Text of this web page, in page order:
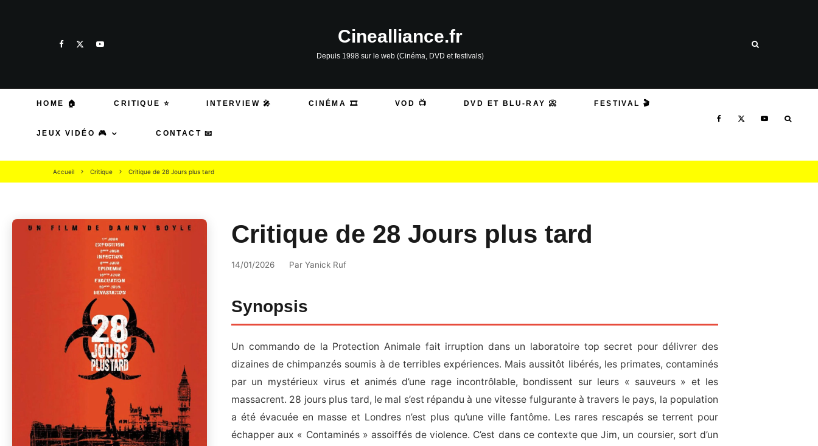
Cinealliance.fr
Depuis 1998 sur le web (Cinéma, DVD et festivals)
HOME 🏠 CRITIQUE ⭐ INTERVIEW 🎤 CINÉMA 🎞️ VOD 📺 DVD ET BLU-RAY 📀 FESTIVAL 🎬
JEUX VIDÉO 🎮 CONTACT 📧
Accueil Critique Critique de 28 Jours plus tard
Critique de 28 Jours plus tard
14/01/2026 Par Yanick Ruf
Synopsis
Un commando de la Protection Animale fait irruption dans un laboratoire top secret pour délivrer des
dizaines de chimpanzés soumis à de terribles expériences. Mais aussitôt libérés, les primates, contaminés
par un mystérieux virus et animés d’une rage incontrôlable, bondissent sur leurs « sauveurs » et les
massacrent. 28 jours plus tard, le mal s’est répandu à une vitesse fulgurante à travers le pays, la population
a été évacuée en masse et Londres n’est plus qu’une ville fantôme. Les rares rescapés se terrent pour
échapper aux « Contaminés » assoiffés de violence. C’est dans ce contexte que Jim, un coursier, sort d’un